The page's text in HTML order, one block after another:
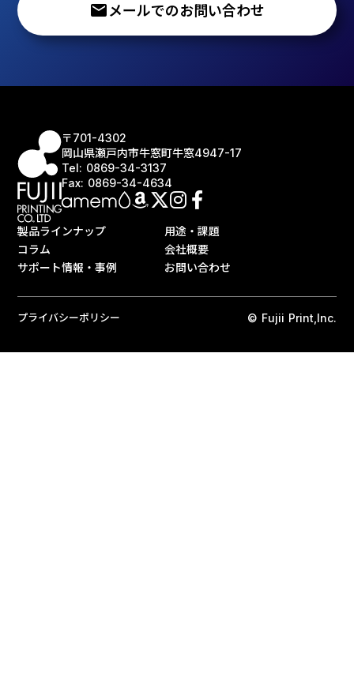
emailメールでのお問い合わせ
〒701-4302
岡山県瀬戸内市牛窓町牛窓4947-17
Tel: 0869-34-3137
Fax: 0869-34-4634
製品ラインナップ
コラム
サポート情報・事例
用途・課題
会社概要
お問い合わせ
プライバシーポリシー © Fujii Print,Inc.